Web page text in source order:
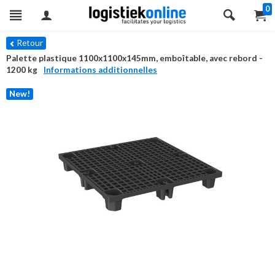
0
Retour
Palette plastique 1100x1100x145mm, emboîtable, avec rebord -
1200 kg
Informations additionnelles
New!